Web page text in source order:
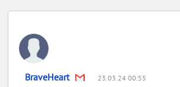
BraveHeart 23.03.24 00:55